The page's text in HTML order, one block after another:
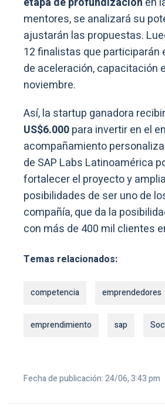
mentores, se analizará su
ajustarán las propuestas.
12 finalistas que participarán
de aceleración, capacitación
noviembre.
Así, la startup ganadora
US$6.000para invertir en el
acompañamiento
de SAP Labs Latinoamérica
fortalecer el proyecto y
posibilidades de ser uno de
compañía, que da la
con más de 400 mil clientes
Temas relacionados:
competencia emprendedores
emprendimiento sap
Fecha de publicación: 24/06, 3:43 pm